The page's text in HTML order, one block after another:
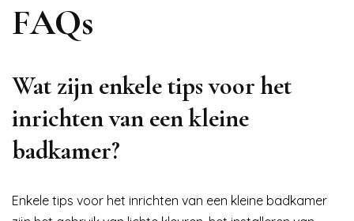
FAQs
Wat zijn enkele tips voor het
inrichten van een kleine
badkamer?
Enkele tips voor het inrichten van een kleine badkamer